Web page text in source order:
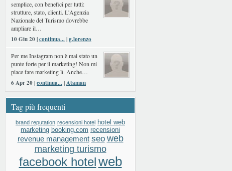
semplice, con benefici per tutti:
strutture, stato, clienti. L'Agenzia
Nazionale del Turismo dovrebbe
ampliare il…
10 Giu 20 |continua...|g.lorenzo
Per me Instagram non è mai stato un
punte forte per il marketing! Non mi
piace fare marketing lì. Anche…
6 Apr 20 |continua...|Ataman
Tag più frequenti
brand reputation recensioni hotel hotel web
marketing booking.com recensioni
revenue management seo web
marketing turismo
facebook hotelweb